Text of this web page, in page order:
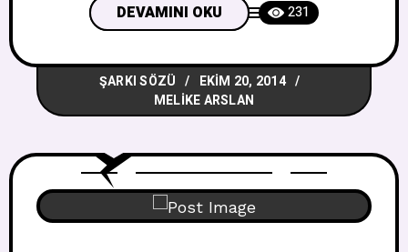
devil Dokunduğunda soğuk ama o şeytan
gibi sıcak I gave my all heart but she
wanted my soul Ben tüm kalbimi verdim
ama o ruhumu istedi She takes ’till I
DEVAMINI OKU 231
ŞARKI SÖZÜ
EKIM 20, 2014
MELIKE ARSLAN